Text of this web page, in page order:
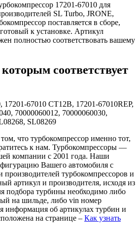
17201-67010 для
SL Turbo, JRONE,
поставляется в сборе,
к установке. Артикул
полностью соответствовать вашему
соответствует
17201-67010 CT12B, 17201-67010REP,
70000060012, 70000060030,
SL08269
что турбокомпрессор именно тот,
к нам. Турбокомпрессоры —
компании с 2001 года. Наши
Вашего автомобиля с
производителей турбокомпрессоров и
артикул и производителя, исходя из
подбора турбины необходимо либо
на шильде, либо vin номер
информация об артикулах турбин и
на странице – Как узнать